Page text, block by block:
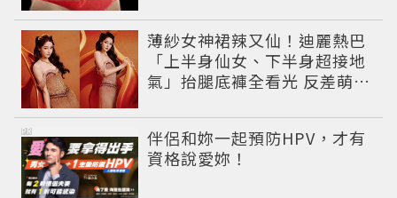
薄紗女神裙辣又仙！迪麗熱巴
「上半身仙女、下半身超接地
氣」抬腿底褲全看光 反差萌穿
伴侶和妳一起預防HPV，才有
資格說愛妳！
PR